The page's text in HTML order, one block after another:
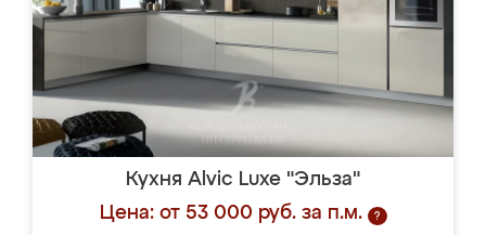
Кухня Alvic Luxe "Эльза"
Цена: от 53 000 руб. за п.м.
?